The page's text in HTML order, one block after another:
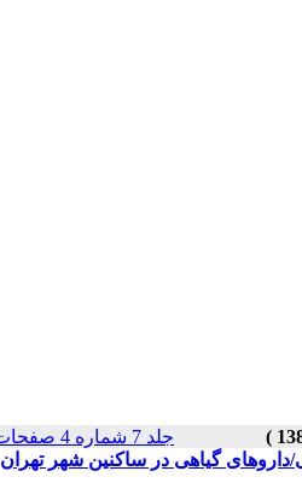
جلد 7 شماره 4 صفحات 313-320
داروهای گیاهی در ساکنین شهر تهران